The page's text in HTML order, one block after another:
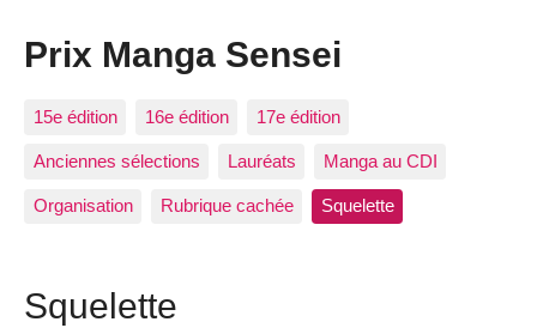
Prix Manga Sensei
15e édition 16e édition 17e édition
Anciennes sélections Lauréats Manga au CDI
Organisation Rubrique cachée Squelette
Squelette